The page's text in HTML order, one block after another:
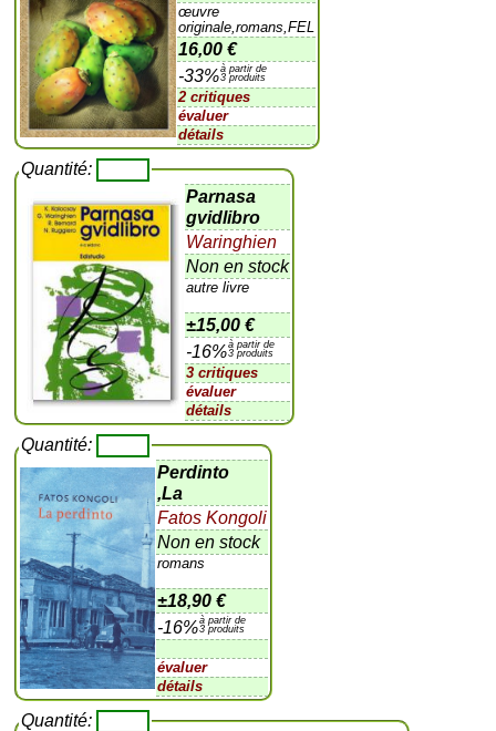
œuvre
originale,romans,FEL
16,00 €
-33%à partir de
3 produits
2 critiques
évaluer
détails
Quantité:
Parnasa
gvidlibro
Waringhien
Non en stock
autre livre
±15,00 €
-16%à partir de
3 produits
3 critiques
évaluer
détails
Quantité:
Perdinto
,La
Fatos Kongoli
Non en stock
romans
±18,90 €
-16%à partir de
3 produits
évaluer
détails
Quantité: